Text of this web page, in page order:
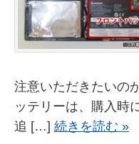
注意いただきたいの
ッテリーは、購入時
追 […] 続きを読む »